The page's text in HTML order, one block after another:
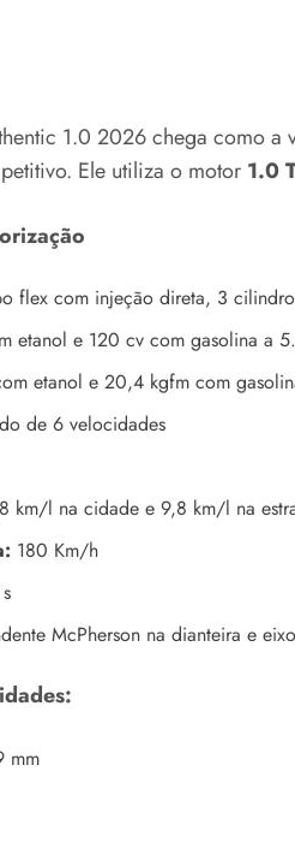
1.0 2026 chega como
Ele utiliza o motor 1.0
flex com injeção direta, 3
etanol e 120 cv com gasolina a
etanol e 20,4 kgfm com
de 6 velocidades
km/l na cidade e 9,8 km/l na
180 Km/h
McPherson na dianteira e
mm